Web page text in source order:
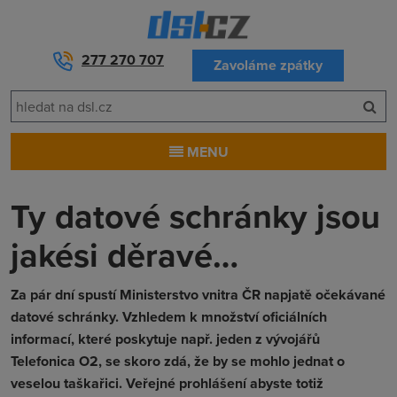
277 270 707 Zavoláme zpátky
MENU
Ty datové schránky jsou
jakési děravé…
Za pár dní spustí Ministerstvo vnitra ČR napjatě očekávané
datové schránky. Vzhledem k množství oficiálních
informací, které poskytuje např. jeden z vývojářů
Telefonica O2, se skoro zdá, že by se mohlo jednat o
veselou taškařici. Veřejné prohlášení abyste totiž